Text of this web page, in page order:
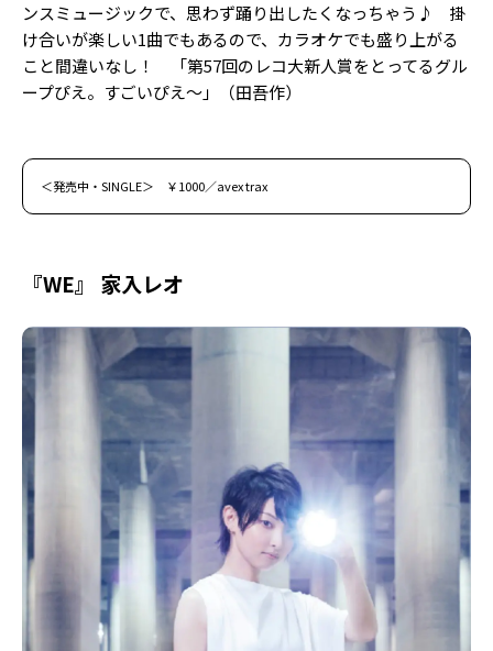
ンスミュージックで、思わず踊り出したくなっちゃう♪ 掛
け合いが楽しい1曲でもあるので、カラオケでも盛り上がる
こと間違いなし！ 「第57回のレコ大新人賞をとってるグル
ープぴえ。すごいぴえ～」（田吾作）
＜発売中・SINGLE＞ ￥1000／avex trax
『WE』 家入レオ